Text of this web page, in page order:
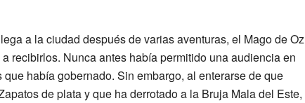
a la ciudad después de varias aventuras, el Mago de Oz
recibirlos. Nunca antes había permitido una audiencia en
había gobernado. Sin embargo, al enterarse de que
de plata y que ha derrotado a la Bruja Mala del Este,